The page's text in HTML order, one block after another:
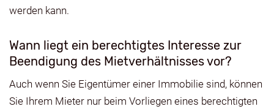
werden kann.
Wann liegt ein berechtigtes Interesse zur
Beendigung des Mietverhältnisses vor?
Auch wenn Sie Eigentümer einer Immobilie sind, können
Sie Ihrem Mieter nur beim Vorliegen eines berechtigten